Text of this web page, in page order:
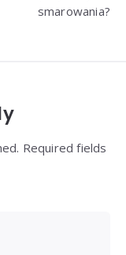
smarowania?
Required fields